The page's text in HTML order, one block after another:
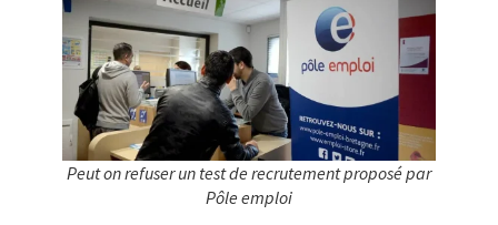
Peut on refuser un test de recrutement proposé par
Pôle emploi